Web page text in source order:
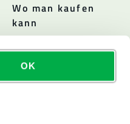
OK
Wo man kaufen
kann